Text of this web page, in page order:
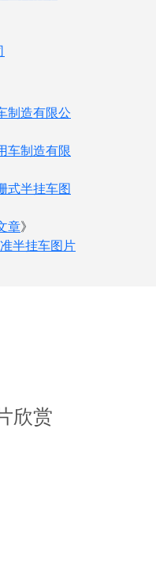
制造有限公
车制造有限
式半挂车图
章》
半挂车图片
欣赏